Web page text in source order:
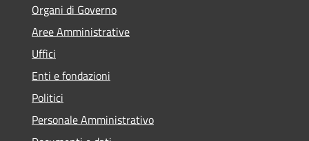
Organi di Governo
Aree Amministrative
Uffici
Enti e fondazioni
Politici
Personale Amministrativo